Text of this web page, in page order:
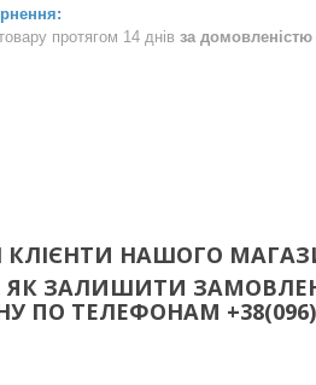
протягом 14 днів за домовленістю
КЛІЄНТИ НАШОГО
ЗАЛИШИТИ
ТЕЛЕФОНАМ +38(096)-